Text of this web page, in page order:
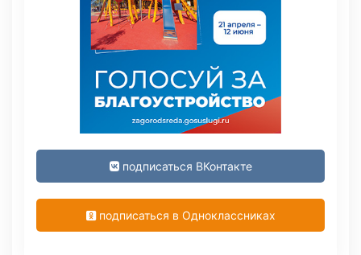
подписаться ВКонтакте
подписаться в Одноклассниках